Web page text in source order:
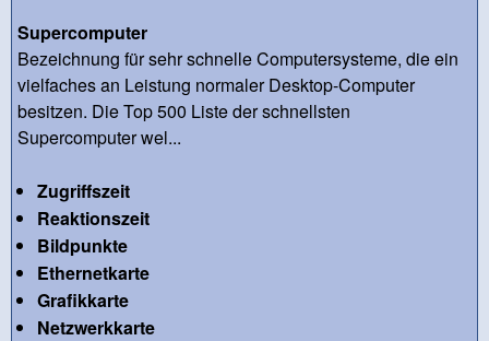
Supercomputer
Bezeichnung für sehr schnelle Computersysteme, die ein
vielfaches an Leistung normaler Desktop-Computer
besitzen. Die Top 500 Liste der schnellsten
Supercomputer wel...
Zugriffszeit
Reaktionszeit
Bildpunkte
Ethernetkarte
Grafikkarte
Netzwerkkarte